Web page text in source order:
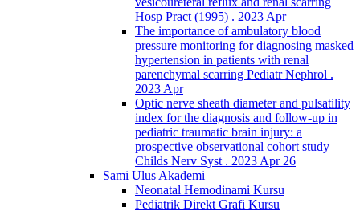
Hosp Pract (1995) . 2023 Apr
The importance of ambulatory blood
pressure monitoring for diagnosing masked
hypertension in patients with renal
parenchymal scarring Pediatr Nephrol .
2023 Apr
Optic nerve sheath diameter and pulsatility
index for the diagnosis and follow-up in
pediatric traumatic brain injury: a
prospective observational cohort study
Childs Nerv Syst . 2023 Apr 26
Sami Ulus Akademi
Neonatal Hemodinami Kursu
Pediatrik Direkt Grafi Kursu